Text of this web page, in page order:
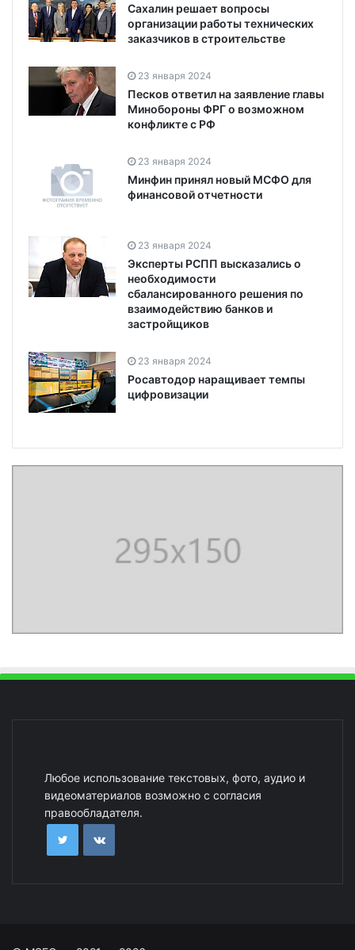
Сахалин решает вопросы
организации работы технических
заказчиков в строительстве
23 января 2024
Песков ответил на заявление главы
Минобороны ФРГ о возможном
конфликте с РФ
23 января 2024
Минфин принял новый МСФО для
финансовой отчетности
23 января 2024
Эксперты РСПП высказались о
необходимости
сбалансированного решения по
взаимодействию банков и
застройщиков
23 января 2024
Росавтодор наращивает темпы
цифровизации
Любое использование текстовых, фото, аудио и
видеоматериалов возможно с согласия
правообладателя.